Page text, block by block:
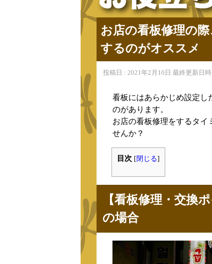
お店の看板修理の
するのがオススメ
投稿日 : 2021年2月10日 最終更新日
看板にはあらかじめ設定し
のがあります。
お店の看板修理をするタイ
せんか？
目次 [閉じる]
【看板修理・交換
の場合